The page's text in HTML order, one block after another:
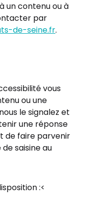
un contenu ou à
par
de-seine.fr.
vous
ou une
le signalez et
une réponse
de faire parvenir
saisine au
:<